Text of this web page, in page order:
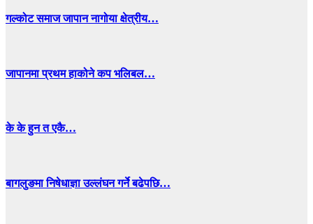
गल्कोट समाज जापान नागोया क्षेत्रीय…
जापानमा प्रथम हाकोने कप भलिबल…
के के हुन त एकै…
बागलुङमा निषेधाज्ञा उल्लंघन गर्ने बढेपछि…